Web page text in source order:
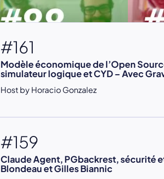
#161
Modèle économique de l’Open
simulateur logique et CYD – Avec
Host by Horacio Gonzalez
#159
Claude Agent, PGbackrest, sécurité
Blondeau et Gilles Biannic